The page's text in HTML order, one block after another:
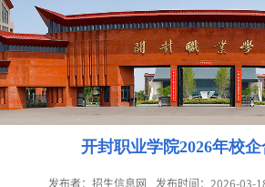
开封职业学院2026年校
发布者：招生信息网 发布时间：2026-03-